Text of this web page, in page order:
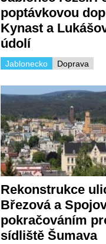
poptávkovou
Kynast a
údolí
Doprava
Jablonecko
Rekonstrukce
Březová a
pokračováním
sídliště Šumava